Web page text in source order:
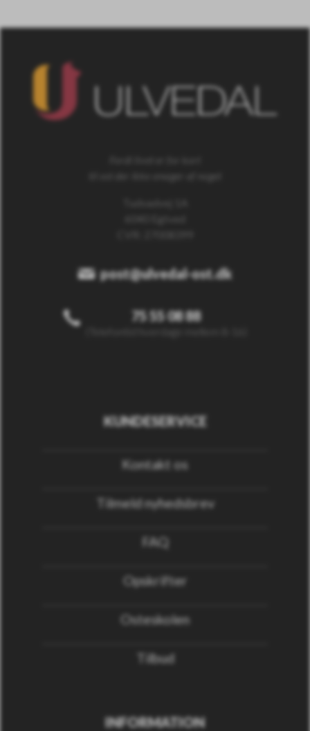
post@ulvedal-ost.dk
75 55 08 88
KUNDESERVICE
Kontakt os
Tilmeld nyhedsbrev
FAQ
Opskrifter
Osteskolen
Tilbud
INFORMATION